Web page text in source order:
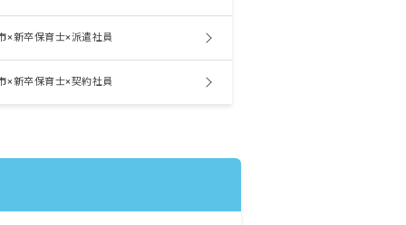
×新卒保育士×派遣社員
×新卒保育士×契約社員